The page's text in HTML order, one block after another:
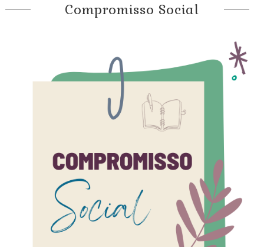
Compromisso Social